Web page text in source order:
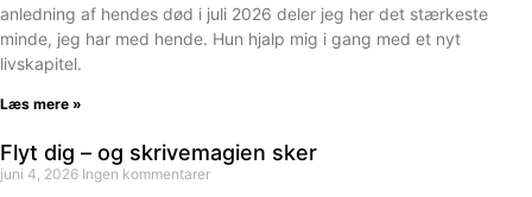
anledning af hendes død i juli 2026 deler jeg her det stærkeste
minde, jeg har med hende. Hun hjalp mig i gang med et nyt
livskapitel.
Læs mere »
Flyt dig – og skrivemagien sker
juni 4, 2026 Ingen kommentarer